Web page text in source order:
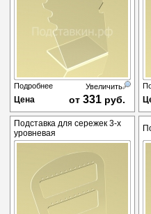
Подробнее Увеличить
Цена от 331 руб.
Подставка для сережек 3-х
уровневая